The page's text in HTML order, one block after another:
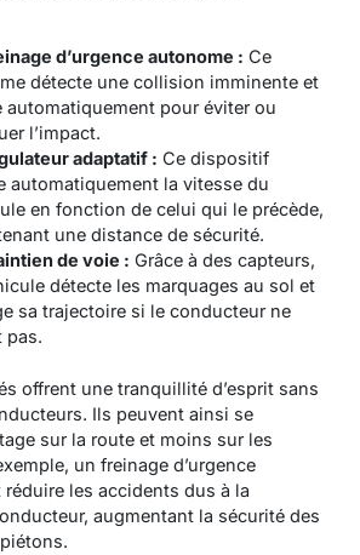
d’urgence autonome : Ce
détecte une collision imminente et
automatiquement pour éviter ou
l’impact.
adaptatif : Ce dispositif
automatiquement la vitesse du
en fonction de celui qui le précède,
une distance de sécurité.
de voie : Grâce à des capteurs,
détecte les marquages au sol et
sa trajectoire si le conducteur ne
pas.
offrent une tranquillité d’esprit sans
Ils peuvent ainsi se
sur la route et moins sur les
un freinage d’urgence
les accidents dus à la
augmentant la sécurité des